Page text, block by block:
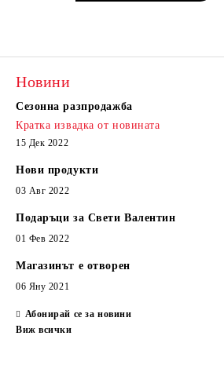
Новини
Сезонна разпродажба
Кратка извадка от новината
15 Дек 2022
Нови продукти
03 Авг 2022
Подаръци за Свети Валентин
01 Фев 2022
Магазинът е отворен
06 Яну 2021
Абонирай се за новини
Виж всички